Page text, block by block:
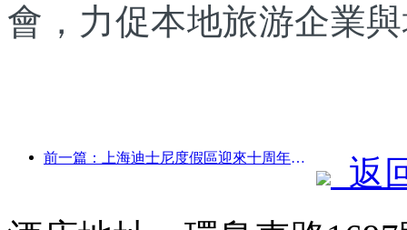
會，力促本地旅游企業
前一篇：上海迪士尼度假區迎來十周年，累計接待游客超1億人次
返